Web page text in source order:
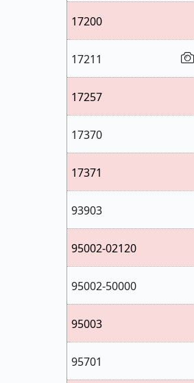
17200
17211
17257
17370
17371
93903
95002-02120
95002-50000
95003
95701